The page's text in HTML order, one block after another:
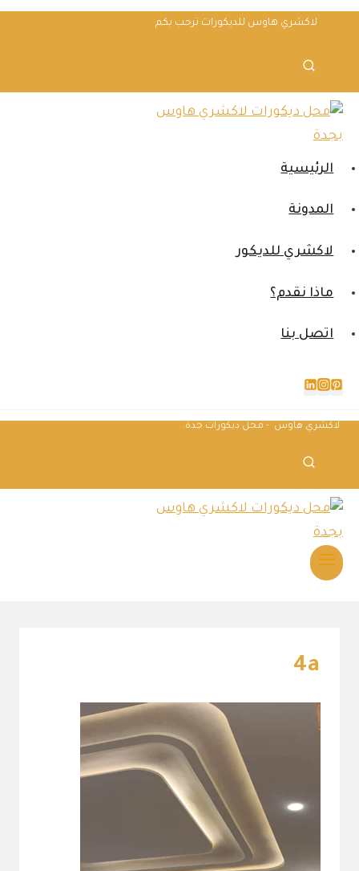
التجاوز
المحتوى
لاكشري هاوس للديكورات ترحب بكم
الرئيسية
المدونة
لاكشري للديكور
ماذا نقدم؟
اتصل بنا
لاكشري هاوس - محل ديكورات جدة.
4a